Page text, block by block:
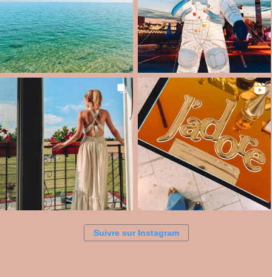
Suivre sur Instagram